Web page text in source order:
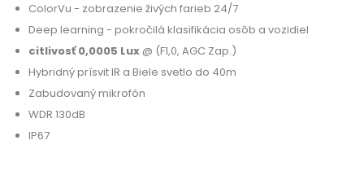
ColorVu - zobrazenie živých farieb 24/7
Deep learning - pokročilá klasifikácia osôb a vozidiel
citlivosť 0,0005 Lux @ (F1,0, AGC Zap.)
Hybridný prísvit IR a Biele svetlo do 40m
Zabudovaný mikrofón
WDR 130dB
IP67